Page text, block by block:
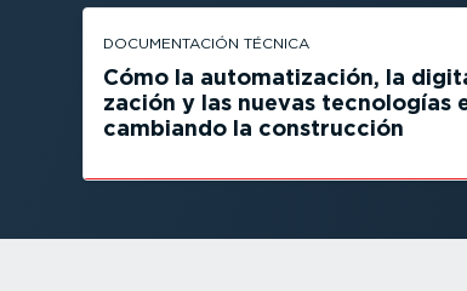
DOCUMEN­TACIÓN TÉCNICA
Cómo la automa­ti­zación, la
zación y las nuevas tecnologías
cambiando la construcción